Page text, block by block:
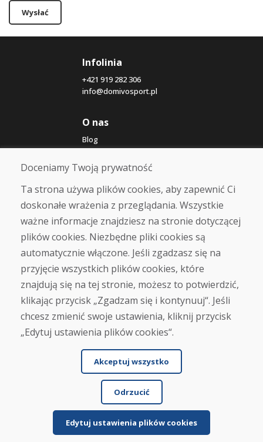
Wysłać
Infolinia
+421 919 282 306
info@domivosport.pl
O nas
Blog
O nas
Sklep
Kontakt
Zakup
Sklep internetowy
Warunki handlowe
Transport
Zapłata
Skarga
Zwrot i wymiana towaru
Ochrona danych osobowych
Cookies
© DOMIVOSPORT 2026, wszystkie prawa zastrzeżone
Doceniamy Twoją prywatność
Ta strona używa plików cookies, aby zapewnić Ci
doskonałe wrażenia z przeglądania. Wszystkie
ważne informacje znajdziesz na stronie dotyczącej
plików cookies. Niezbędne pliki cookies są
automatycznie włączone. Jeśli zgadzasz się na
przyjęcie wszystkich plików cookies, które
znajdują się na tej stronie, możesz to potwierdzić,
klikając przycisk „Zgadzam się i kontynuuj“. Jeśli
chcesz zmienić swoje ustawienia, kliknij przycisk
„Edytuj ustawienia plików cookies“.
Akceptuj wszystko
Odrzucić
Edytuj ustawienia plików cookies